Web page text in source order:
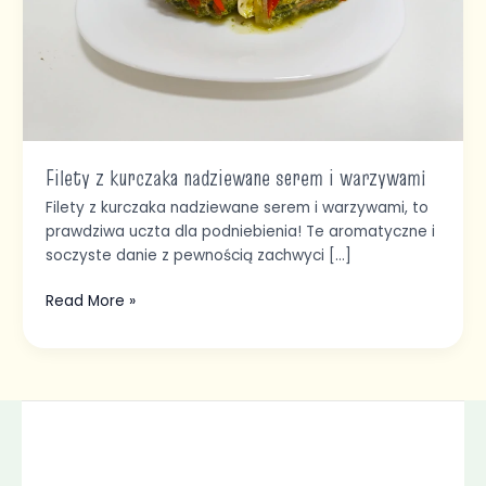
Filety z kurczaka nadziewane serem i warzywami
Filety z kurczaka nadziewane serem i warzywami, to
prawdziwa uczta dla podniebienia! Te aromatyczne i
soczyste danie z pewnością zachwyci […]
Read More »